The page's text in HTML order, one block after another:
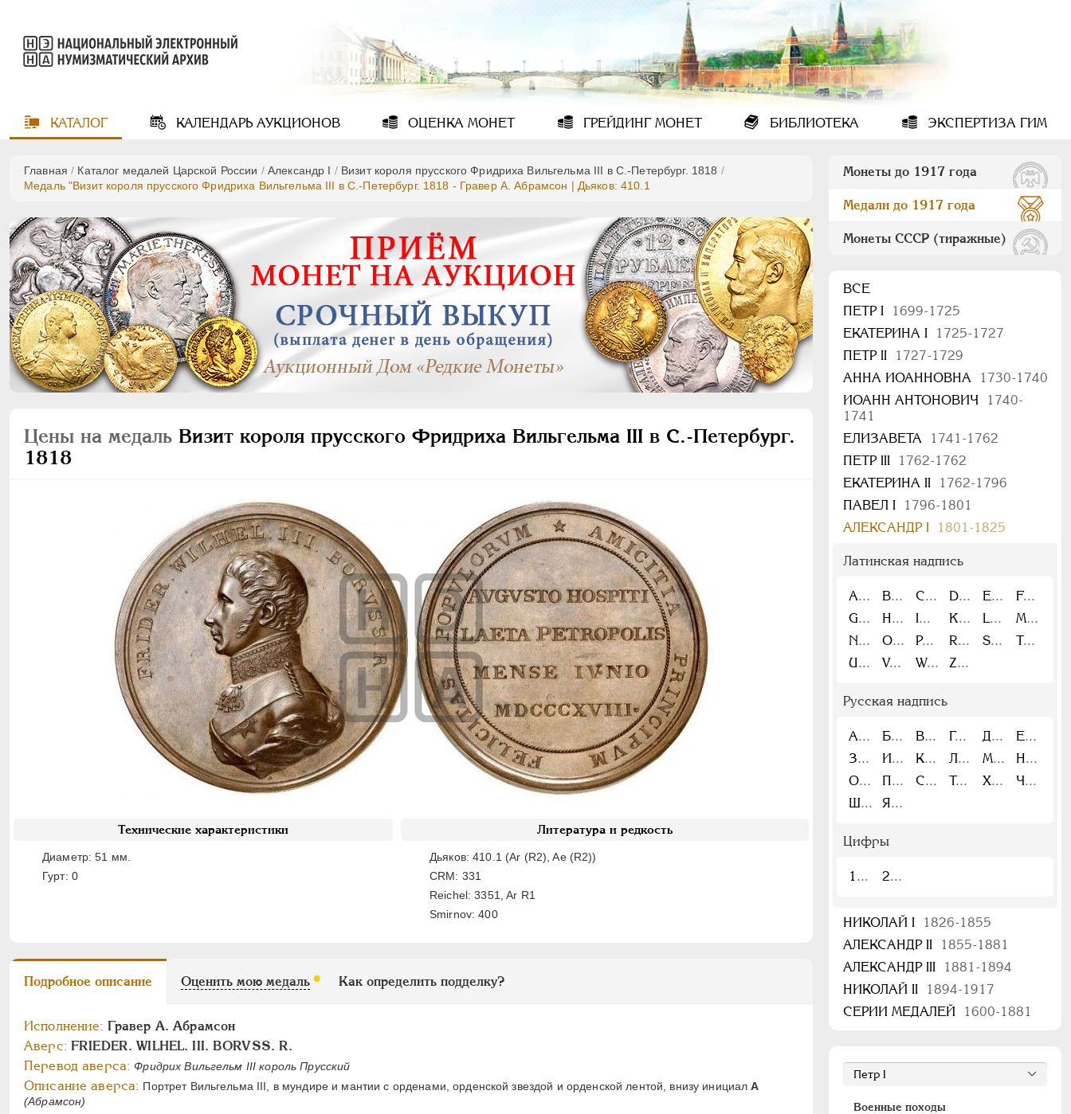
КАТАЛОГ КАЛЕНДАРЬАУКЦИОНОВ ОЦЕНКА МОНЕТ ГРЕЙДИНГМОНЕТ БИБЛИОТЕКА ЭКСПЕРТИЗА ГИМ
Главная / Каталог медалей Царской России /Александр I / Визит короля прусского Фридриха Вильгельма III в С.-Петербург. 1818 /
Медаль "Визит короля прусского Фридриха Вильгельма III в С.-Петербург. 1818 - Гравер А. Абрамсон | Дьяков: 410.1
Цены на медаль Визит короля прусского Фридриха Вильгельма III в С.-Петербург.
1818
Технические характеристики
Диаметр: 51 мм.
Гурт: 0
Литература и редкость
Дьяков: 410.1 (Ar (R2), Ae (R2))
CRM: 331
Reichel: 3351, Ar R1
Smirnov: 400
Подробное описание Оценить мою медаль Как определить подделку?
Исполнение: Гравер А. Абрамсон
Аверс: FRIEDER. WILHEL. III. BORVSS. R.
Перевод аверса: Фридрих Вильгельм III король Прусский
Описание аверса: Портрет Вильгельма III, в мундире и мантии с орденами, орденской звездой и орденской лентой, внизу инициалА
(Абрамсон)
Монеты до 1917 года
Медали до 1917 года
Монеты СССР (тиражные)
ВСЕ
ПEТР I
1699-1725
ЕКАТЕРИНА I
1725-1727
ПЕТР II
1727-1729
АННА ИОАННОВНА
1730-1740
ИОАНН АНТОНОВИЧ
1740-
1741
ЕЛИЗАВЕТА
1741-1762
ПЕТР III
1762-1762
ЕКАТЕРИНА II
1762-1796
ПАВЕЛ I
1796-1801
АЛЕКСАНДР I
1801-1825
Латинская надпись
A B C D E
F
G
H I K L
M
N
O P R S
T
U
V W Z
Русская надпись
А Б В Г Д
Е
З
И К Л М
Н
О
П С Т Х
Ч
Ш
Я
Цифры
1 2
НИКОЛАЙ I
1826-1855
АЛЕКСАНДР II
1855-1881
АЛЕКСАНДР III
1881-1894
НИКОЛАЙ II
1894-1917
СЕРИИ МЕДАЛЕЙ
1600-1881
Военные походы